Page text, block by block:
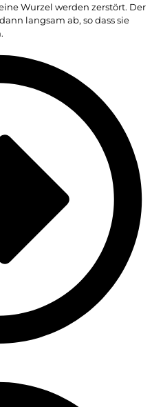
Wurzel werden zerstört. Der
langsam ab, so dass sie